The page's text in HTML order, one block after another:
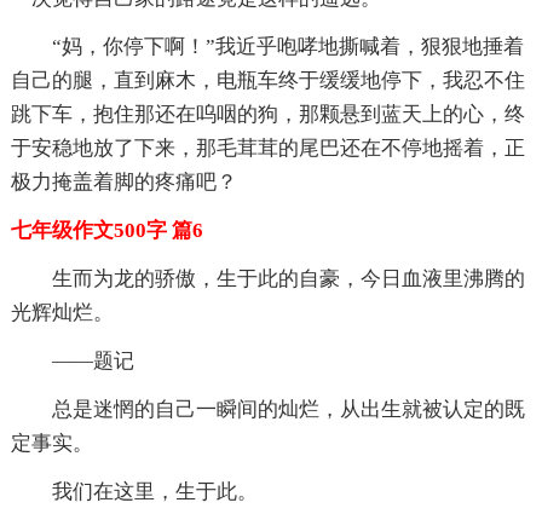
“妈，你停下啊！”我近乎咆哮地撕喊着，狠狠地捶着
自己的腿，直到麻木，电瓶车终于缓缓地停下，我忍不住
跳下车，抱住那还在呜咽的狗，那颗悬到蓝天上的心，终
于安稳地放了下来，那毛茸茸的尾巴还在不停地摇着，正
极力掩盖着脚的疼痛吧？
七年级作文500字 篇6
生而为龙的骄傲，生于此的自豪，今日血液里沸腾的
光辉灿烂。
——题记
总是迷惘的自己一瞬间的灿烂，从出生就被认定的既
定事实。
我们在这里，生于此。